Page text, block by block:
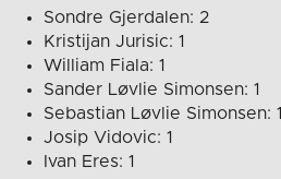
Sondre Gjerdalen: 2
Kristijan Jurisic: 1
William Fiala: 1
Sander Løvlie Simonsen: 1
Sebastian Løvlie Simonsen: 1
Josip Vidovic: 1
Ivan Eres: 1